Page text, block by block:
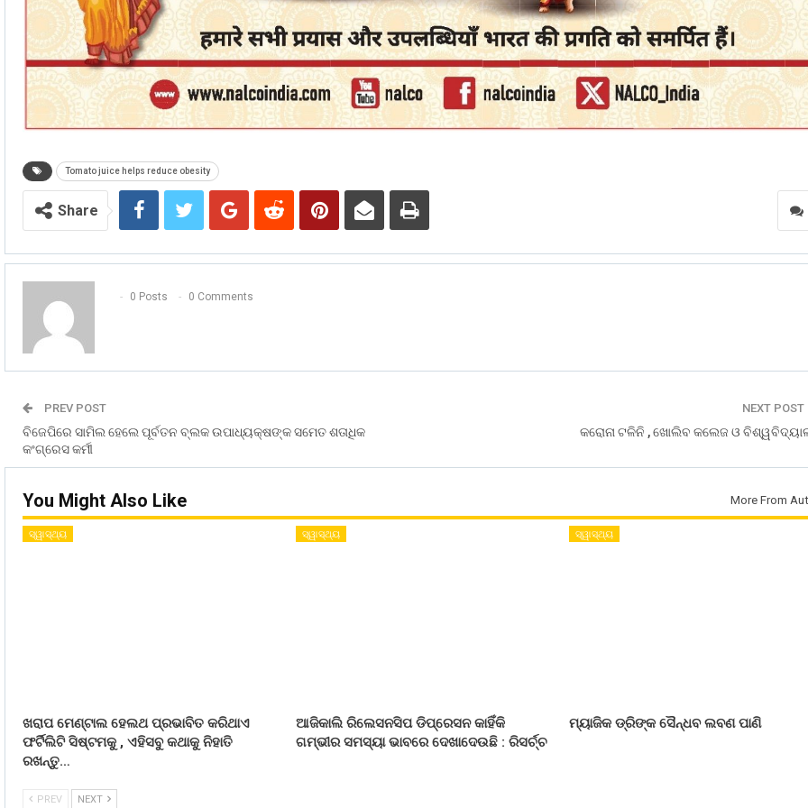
Tomato juice helps reduce obesity
Share
0 Posts 0 Comments
PREV POST
ବିଜେପିରେ ସାମିଲ ହେଲେ ପୂର୍ବତନ ବ୍ଲକ ଉପାଧ୍ୟକ୍ଷଙ୍କ ସମେତ ଶତାଧିକ
କଂଗ୍ରେସ କର୍ମୀ
NEXT POST
କରୋନା ଟଳିନି , ଖୋଲିବ କଲେଜ ଓ
You Might Also Like More From
ସ୍ୱାସ୍ଥ୍ୟ
ଖରାପ ମେଣ୍ଟାଲ ହେଲଥ ପ୍ରଭାବିତ କରିଥାଏ
ଫର୍ଟିଲିଟି ସିଷ୍ଟମକୁ , ଏହିସବୁ କଥାକୁ ନିହାତି
ରଖନ୍ତୁ…
ସ୍ୱାସ୍ଥ୍ୟ
ଆଜିକାଲି ରିଲେସନସିପ ଡିପ୍ରେସନ କାହିଁକି
ଗମ୍ଭୀର ସମସ୍ୟା ଭାବରେ ଦେଖାଦେଉଛି : ରିସର୍ଚ୍ଚ
ସ୍ୱାସ୍ଥ୍ୟ
ମ୍ୟାଜିକ ଡ୍ରିଙ୍କ ସୈନ୍ଧବ ଲବଣ ପାଣି
PREV NEXT